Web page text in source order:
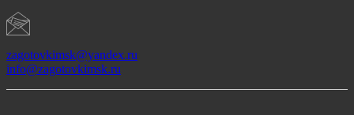
zagotovkimsk@yandex.ru
info@zagotovkimsk.ru